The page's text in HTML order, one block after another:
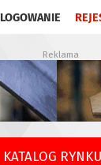
LOGOWANIE
Reklama
KATALOG RYNKU